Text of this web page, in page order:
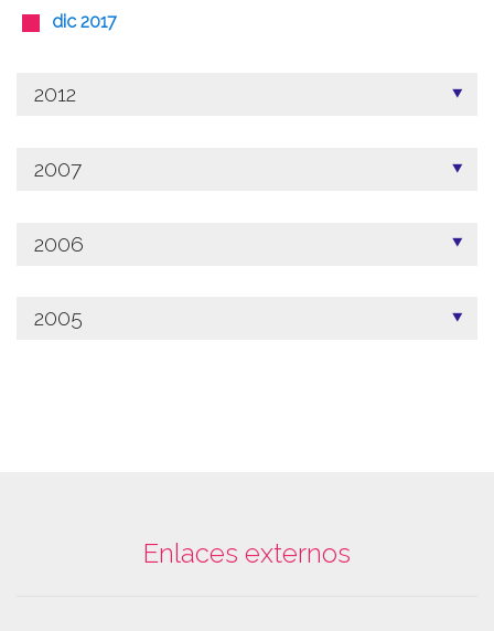
dic 2017
2012
2007
2006
2005
Enlaces externos